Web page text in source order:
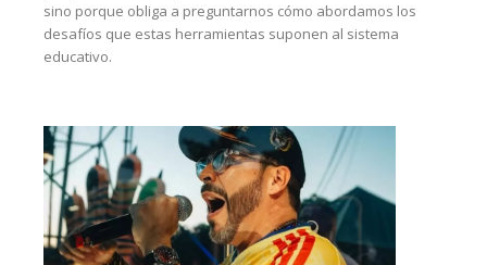
sino porque obliga a preguntarnos cómo abordamos los
desafíos que estas herramientas suponen al sistema
educativo.